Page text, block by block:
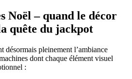
Noël – quand le décor
quête du jackpot
désormais pleinement l’ambiance
dont chaque élément visuel
: